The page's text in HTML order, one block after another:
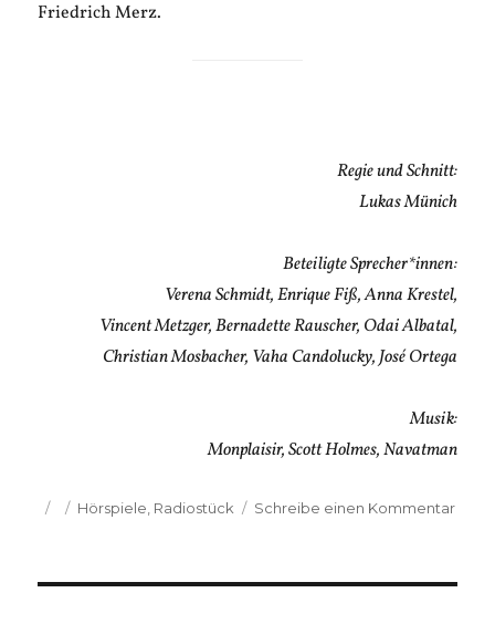
Friedrich Merz.
Regie und Schnitt:
Lukas Münich
Beteiligte Sprecher*innen:
Verena Schmidt, Enrique Fiß, Anna Krestel,
Vincent Metzger, Bernadette Rauscher, Odai Albatal,
Christian Mosbacher, Vaha Candolucky, José Ortega
Musik:
Monplaisir, Scott Holmes, Navatman
Veröffentlicht
Kategorien
Hörspiele Radiostück Schreibe einen Kommentarzu